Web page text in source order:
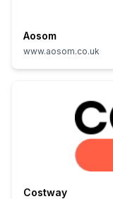
Aosom
www.aosom.co.uk
Costway